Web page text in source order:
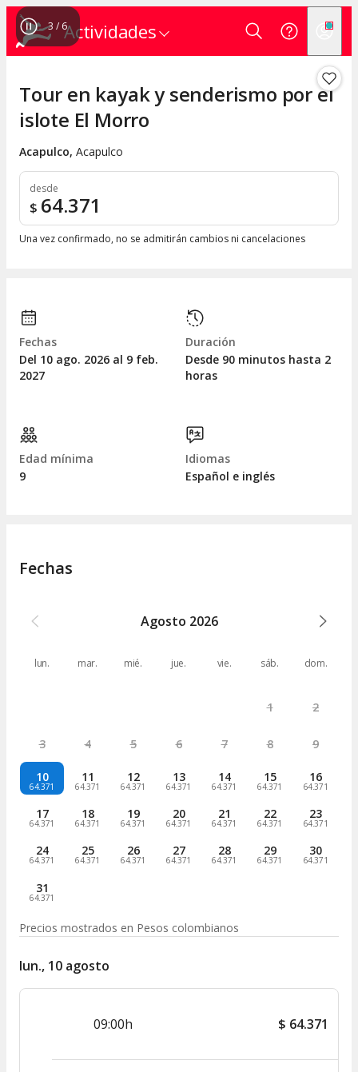
Actividades
3 / 6
Tour en kayak y senderismo por el
islote El Morro
Acapulco, Acapulco
desde
$ 64.371
Una vez confirmado, no se admitirán cambios ni cancelaciones
Fechas
Del 10 ago. 2026 al 9 feb.
2027
Duración
Desde 90 minutos hasta 2
horas
Edad mínima
9
Idiomas
Español e inglés
Fechas
Agosto 2026
lun. mar. mié. jue. vie. sáb. dom.
1 2
3 4 5 6 7 8 9
10
64.371
11
64.371
12
64.371
13
64.371
14
64.371
15
64.371
16
64.371
17
64.371
18
64.371
19
64.371
20
64.371
21
64.371
22
64.371
23
64.371
24
64.371
25
64.371
26
64.371
27
64.371
28
64.371
29
64.371
30
64.371
31
64.371
Precios mostrados en Pesos colombianos
lun., 10 agosto
09:00h $ 64.371